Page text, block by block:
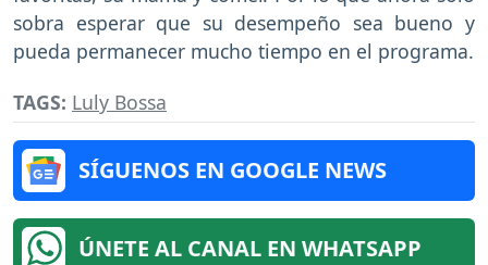
sobra esperar que su desempeño sea bueno y
pueda permanecer mucho tiempo en el programa.
TAGS: Luly Bossa
SÍGUENOS EN GOOGLE NEWS
ÚNETE AL CANAL EN WHATSAPP